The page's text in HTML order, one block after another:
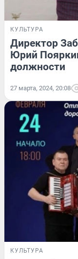
КУЛЬТУРА
Директор
Юрий
должности
27 марта, 2024, 20:08
КУЛЬТУРА